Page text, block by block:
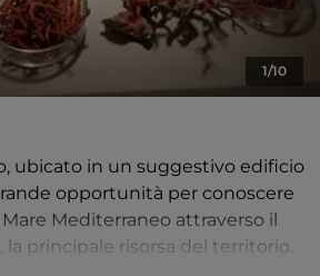
1/10
ubicato in un suggestivo edificio
opportunità per conoscere
Mediterraneo attraverso il
principale risorsa del territorio.